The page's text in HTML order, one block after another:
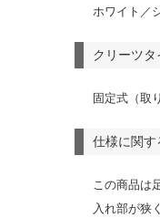
ホワイト／
クリーツタ
固定式（取
仕様に関す
この商品は
入れ部が狭